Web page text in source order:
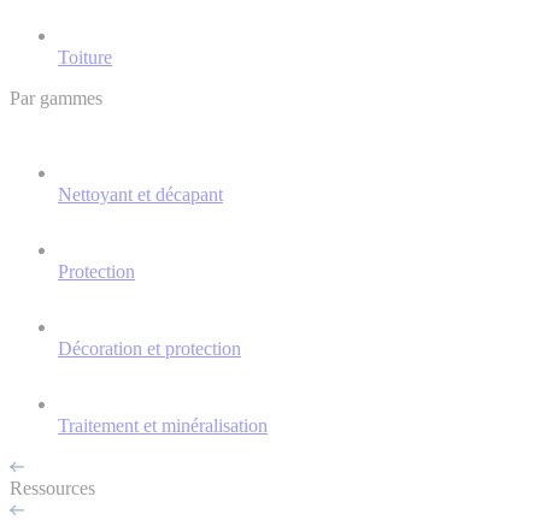
Toiture
Par gammes
Nettoyant et décapant
Protection
Décoration et protection
Traitement et minéralisation
Ressources